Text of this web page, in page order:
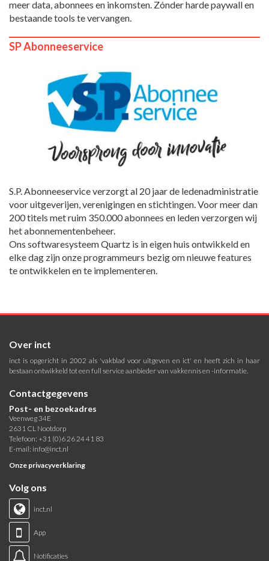
meer data, abonnees en inkomsten. Zónder harde paywall en
bestaande tools te vervangen.
SP Abonneeservice
S.P. Abonneeservice verzorgt al 20 jaar de ledenadministratie
voor uitgeverijen, verenigingen en stichtingen. Voor meer dan
200 titels met ruim 350.000 abonnees en leden verzorgen wij
het abonnementenbeheer.
Ons softwaresysteem Quartz is in eigen huis ontwikkeld en
elke dag zijn onze programmeurs bezig om nieuwe features
te ontwikkelen en te implementeren.
Over inct
inct is opgericht in 2002 als 'vakblad voor uitgeven en ict' en heeft zich in haar
bestaan ontwikkeld tot een full service aanbieder van vakkennis en -informatie.
Contactgegevens
Post- en bezoekadres
Veenweg 34E
2631 CL Nootdorp
Telefoon: +31 (0)6 26 24 41 83
E-mail: info@inct.nl
Onze privacyverklaring
Volg ons
inct.nl
App
Notificaties